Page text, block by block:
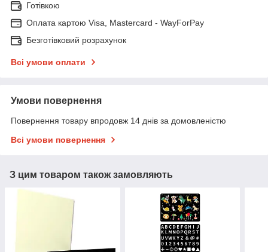
Готівкою
Оплата картою Visa, Mastercard - WayForPay
Безготівковий розрахунок
Всі умови оплати
Умови повернення
Повернення товару впродовж 14 днів за домовленістю
Всі умови повернення
З цим товаром також замовляють